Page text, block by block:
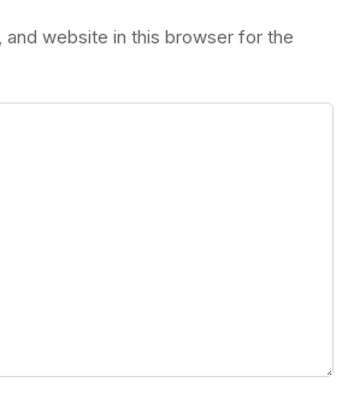
and website in this browser for the